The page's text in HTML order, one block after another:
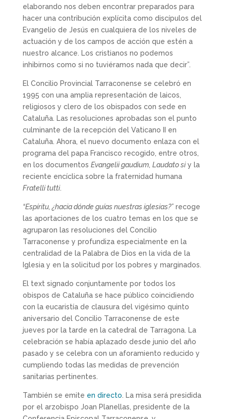
elaborando nos deben encontrar preparados para
hacer una contribución explícita como discípulos del
Evangelio de Jesús en cualquiera de los niveles de
actuación y de los campos de acción que estén a
nuestro alcance. Los cristianos no podemos
inhibirnos como si no tuviéramos nada que decir”.
El Concilio Provincial Tarraconense se celebró en
1995 con una amplia representación de laicos,
religiosos y clero de los obispados con sede en
Cataluña. Las resoluciones aprobadas son el punto
culminante de la recepción del Vaticano II en
Cataluña. Ahora, el nuevo documento enlaza con el
programa del papa Francisco recogido, entre otros,
en los documentos Evangelii gaudium, Laudato siy la
reciente encíclica sobre la fraternidad humana
Fratelli tutti.
“Espíritu, ¿hacia dónde guías nuestras iglesias?”recoge
las aportaciones de los cuatro temas en los que se
agruparon las resoluciones del Concilio
Tarraconense y profundiza especialmente en la
centralidad de la Palabra de Dios en la vida de la
Iglesia y en la solicitud por los pobres y marginados.
El text signado conjuntamente por todos los
obispos de Cataluña se hace público coincidiendo
con la eucaristía de clausura del vigésimo quinto
aniversario del Concilio Tarraconense de este
jueves por la tarde en la catedral de Tarragona. La
celebración se había aplazado desde junio del año
pasado y se celebra con un aforamiento reducido y
cumpliendo todas las medidas de prevención
sanitarias pertinentes.
También se emite en directo . La misa será presidida
por el arzobispo Joan Planellas, presidente de la